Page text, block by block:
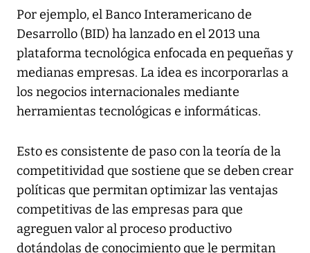
Por ejemplo, el Banco Interamericano de
Desarrollo (BID) ha lanzado en el 2013 una
plataforma tecnológica enfocada en pequeñas y
medianas empresas. La idea es incorporarlas a
los negocios internacionales mediante
herramientas tecnológicas e informáticas.
Esto es consistente de paso con la teoría de la
competitividad que sostiene que se deben crear
políticas que permitan optimizar las ventajas
competitivas de las empresas para que
agreguen valor al proceso productivo
dotándolas de conocimiento que le permitan